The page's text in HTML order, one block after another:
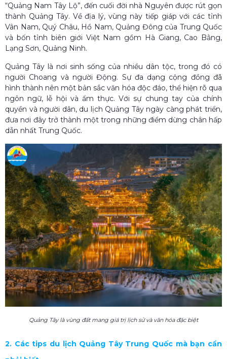
“Quảng Nam Tây Lộ”, đến cuối đời nhà Nguyên được rút gọn
thành Quảng Tây. Về địa lý, vùng này tiếp giáp với các tỉnh
Vân Nam, Quý Châu, Hồ Nam, Quảng Đông của Trung Quốc
và bốn tỉnh biên giới Việt Nam gồm Hà Giang, Cao Bằng,
Lạng Sơn, Quảng Ninh.
Quảng Tây là nơi sinh sống của nhiều dân tộc, trong đó có
người Choang và người Động. Sự đa dạng cộng đồng đã
hình thành nên một bản sắc văn hóa độc đáo, thể hiện rõ qua
ngôn ngữ, lễ hội và ẩm thực. Với sự chung tay của chính
quyền và người dân, du lịch Quảng Tây ngày càng phát triển,
đưa nơi đây trở thành một trong những điểm dừng chân hấp
dẫn nhất Trung Quốc.
Quảng Tây là vùng đất mang giá trị lịch sử và văn hóa đặc biệt
2. Các tips du lịch Quảng Tây Trung Quốc mà bạn cần